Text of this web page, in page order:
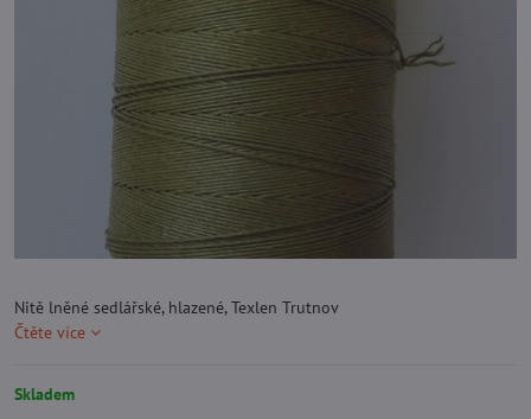
Nitě lněné sedlářské, hlazené, Texlen Trutnov
Čtěte více
Skladem